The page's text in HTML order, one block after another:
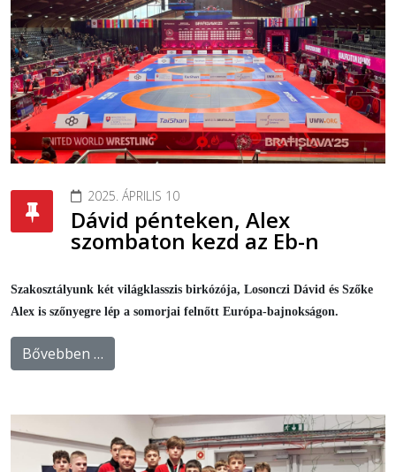
2025. ÁPRILIS 10
Dávid pénteken, Alex
szombaton kezd az Eb-n
Szakosztályunk két világklasszis birkózója, Losonczi Dávid és Szőke
Alex is szőnyegre lép a somorjai felnőtt Európa-bajnokságon.
Bővebben …